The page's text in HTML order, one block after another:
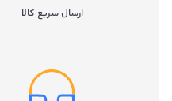
ارسال سریع کالا